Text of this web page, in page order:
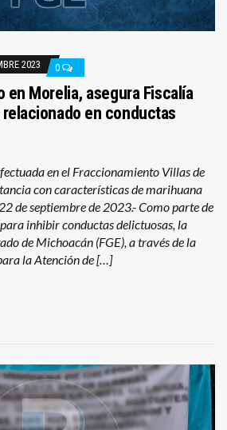
2023 0
en Morelia, asegura Fiscalía
en conductas
en el Fraccionamiento Villas de
con características de marihuana
de septiembre de 2023.- Como parte de
inhibir conductas delictuosas, la
de Michoacán (FGE), a través de la
la Atención de […]